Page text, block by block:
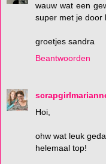
wauw wat een
super met je door
groetjes sandra
Beantwoorden
Hoi,
ohw wat leuk
helemaal top!